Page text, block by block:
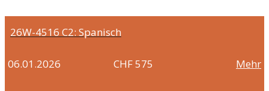
26W-4516 C2: Spanisch
06.01.2026 CHF 575 Mehr